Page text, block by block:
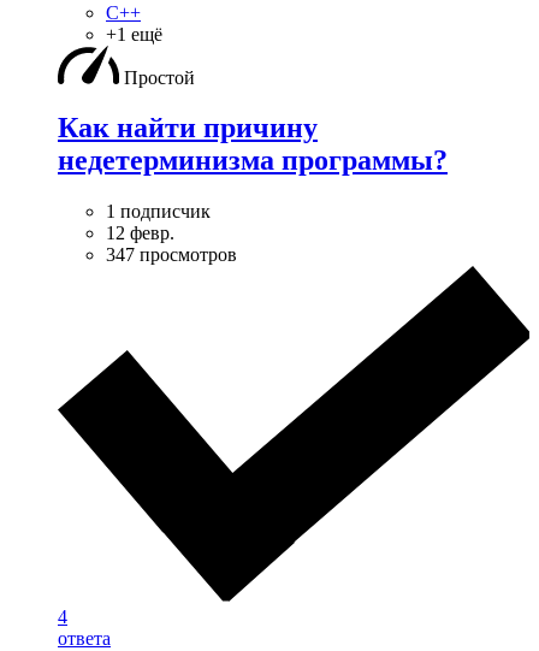
C++
+1 ещё
Простой
Как найти причину
недетерминизма программы?
1 подписчик
12 февр.
347 просмотров
4
ответа